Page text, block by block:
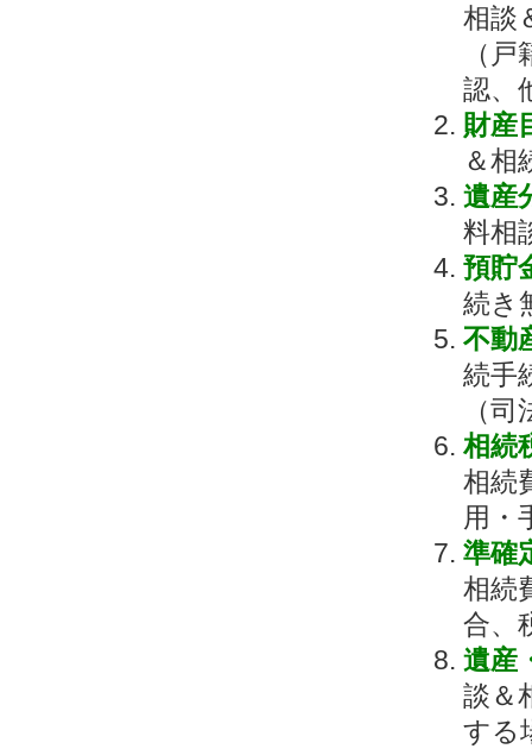
相談
（
認、
財産
＆相
遺産
料相
預貯
続き
不動
続手
（
相続
相続
用・
準確
相続
合、
遺産
談＆
する